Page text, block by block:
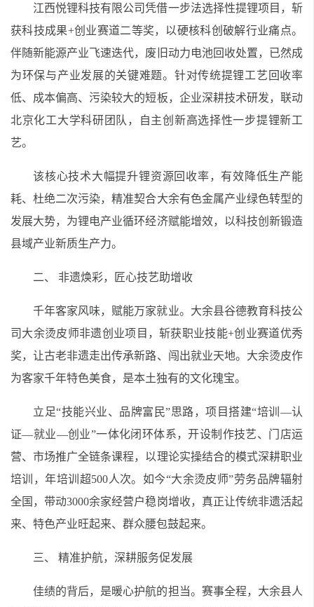
江西悦锂科技有限公司凭借一步法选择性提锂项目，斩
获科技成果+创业赛道二等奖，以硬核科创破解行业痛点。
伴随新能源产业飞速迭代，废旧动力电池回收处置，已然成
为环保与产业发展的关键难题。针对传统提锂工艺回收率
低、成本偏高、污染较大的短板，企业深耕技术研发，联动
北京化工大学科研团队，自主创新高选择性一步提锂新工
艺。
该核心技术大幅提升锂资源回收率，有效降低生产能
耗、杜绝二次污染，精准契合大余有色金属产业绿色转型的
发展大势，为锂电产业循环经济赋能增效，以科技创新锻造
县域产业新质生产力。
二、 非遗焕彩，匠心技艺助增收
千年客家风味，赋能万家就业。大余县谷德教育科技公
司大余烫皮师非遗创业项目，斩获职业技能+创业赛道优秀
奖，让古老非遗走出传承新路、闯出就业天地。大余烫皮作
为客家千年特色美食，是本土独有的文化瑰宝。
立足“技能兴业、品牌富民”思路，项目搭建“培训—认
证—就业—创业”一体化闭环体系，开设制作技艺、门店运
营、市场推广全链条课程，以理论实操结合的模式深耕职业
培训，年培训超500人次。如今“大余烫皮师”劳务品牌辐射
全国，带动3000余家经营户稳岗增收，真正让传统非遗活起
来、特色产业旺起来、群众腰包鼓起来。
三、 精准护航，深耕服务促发展
佳绩的背后，是暖心护航的担当。赛事全程，大余县人